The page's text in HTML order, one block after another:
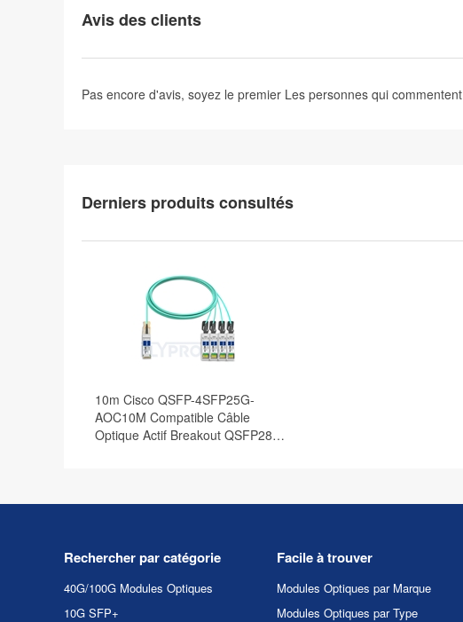
Avis des clients
Pas encore d'avis, soyez le premier Les personnes qui commentent
Derniers produits consultés
10m Cisco QSFP-4SFP25G-
AOC10M Compatible Câble
Optique Actif Breakout QSFP28
Rechercher par catégorie
40G/100G Modules Optiques
10G SFP+
Facile à trouver
Modules Optiques par Marque
Modules Optiques par Type